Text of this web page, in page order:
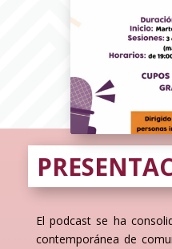
El podcast se ha
contemporánea de